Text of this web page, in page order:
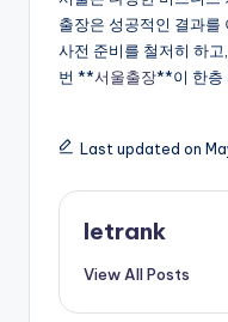
출장은 성공적인 결과를
사전 준비를 철저히 하
번 **서울출장**이 한층
Last updated on
letrank
View All Posts